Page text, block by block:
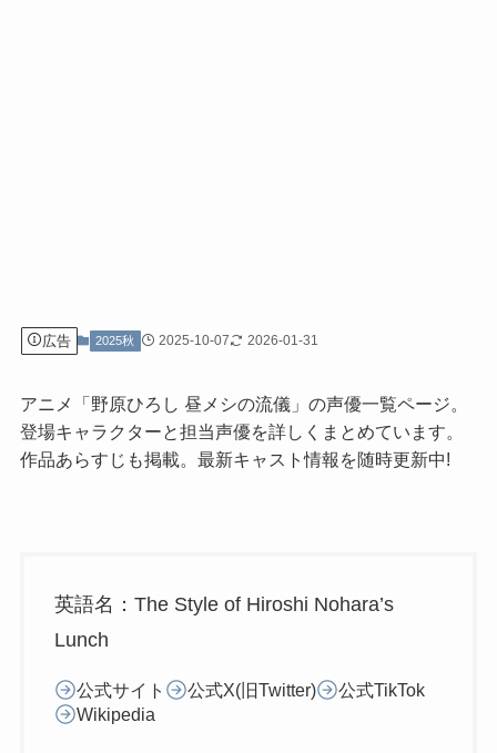
広告 2025秋 2025-10-07 2026-01-31
アニメ「野原ひろし 昼メシの流儀」の声優一覧ページ。
登場キャラクターと担当声優を詳しくまとめています。
作品あらすじも掲載。最新キャスト情報を随時更新中!
英語名：The Style of Hiroshi Nohara’s
Lunch
公式サイト 公式X(旧Twitter)
公式TikTok
Wikipedia